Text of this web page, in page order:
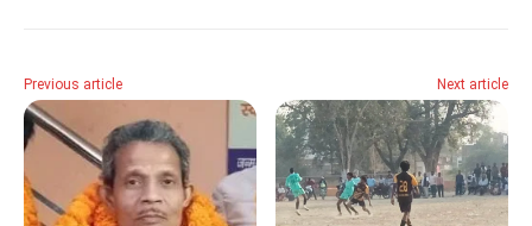
Previous article Next article